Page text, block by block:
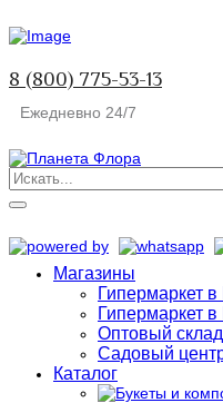
8 (800) 775-53-13
Ежедневно 24/7
Магазины
Гипермаркет
Гипермаркет
Оптовый склад
Садовый
Каталог